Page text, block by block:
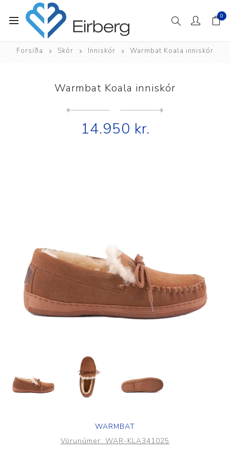
0
Forsíða Skór Inniskór Warmbat Koala inniskór
Warmbat Koala inniskór
14.950 kr.
WARMBAT
Vörunúmer: WAR-KLA341025